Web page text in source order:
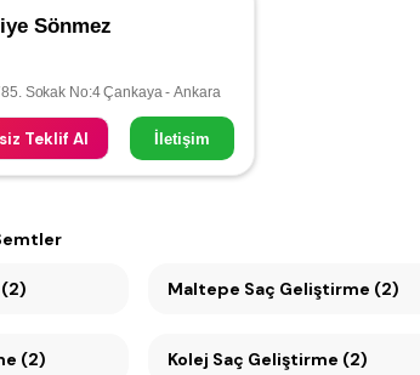
Sönmez
Sokak No:4 Çankaya - Ankara
Teklif Al İletişim
(2) Maltepe Saç Geliştirme (2)
(2) Kolej Saç Geliştirme (2)